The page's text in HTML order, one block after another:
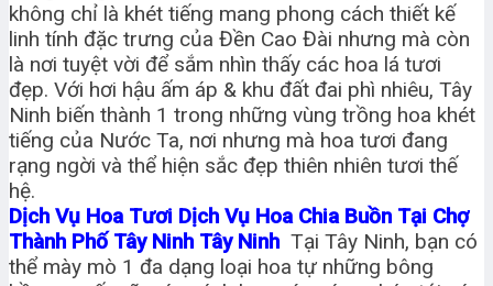
không chỉ là khét tiếng mang phong cách thiết kế
linh tính đặc trưng của Đền Cao Đài nhưng mà còn
là nơi tuyệt vời để sắm nhìn thấy các hoa lá tươi
đẹp. Với hơi hậu ấm áp & khu đất đai phì nhiêu, Tây
Ninh biến thành 1 trong những vùng trồng hoa khét
tiếng của Nước Ta, nơi nhưng mà hoa tươi đang
rạng ngời và thể hiện sắc đẹp thiên nhiên tươi thế
hệ.
Dịch Vụ Hoa Tươi Dịch Vụ Hoa Chia Buồn Tại Chợ
Thành Phố Tây Ninh Tây Ninh Tại Tây Ninh, bạn có
thể mày mò 1 đa dạng loại hoa tự những bông